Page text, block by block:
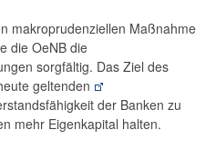
makroprudenziellen Maßnahme
die OeNB die
sorgfältig. Das Ziel des
geltenden
der Banken zu
mehr Eigenkapital halten.